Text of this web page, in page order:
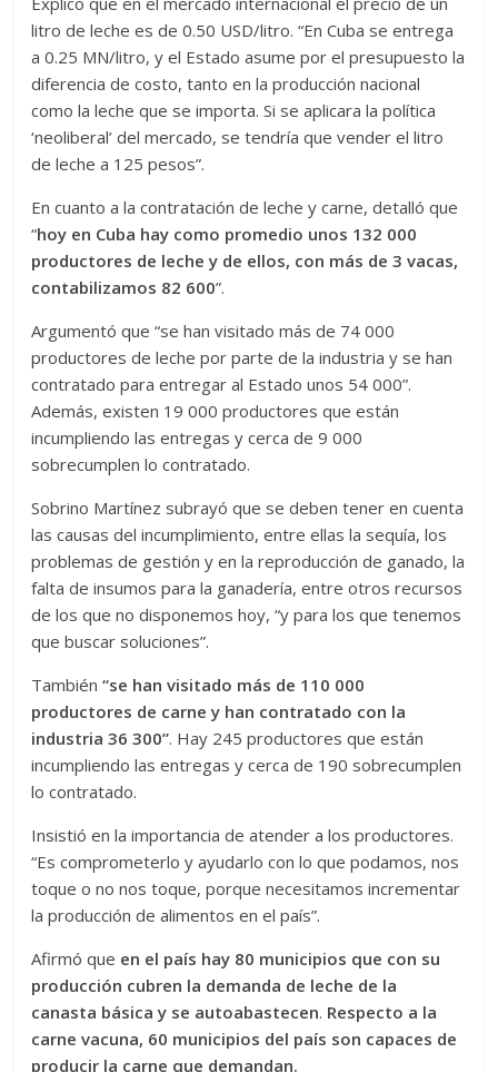
litro de leche es de 0.50 USD/litro. “En Cuba se entrega
a 0.25 MN/litro, y el Estado asume por el presupuesto la
diferencia de costo, tanto en la producción nacional
como la leche que se importa. Si se aplicara la política
‘neoliberal’ del mercado, se tendría que vender el litro
de leche a 125 pesos”.
En cuanto a la contratación de leche y carne, detalló que
“hoy en Cuba hay como promedio unos 132 000
productores de leche y de ellos, con más de 3 vacas,
contabilizamos 82 600”.
Argumentó que “se han visitado más de 74 000
productores de leche por parte de la industria y se han
contratado para entregar al Estado unos 54 000”.
Además, existen 19 000 productores que están
incumpliendo las entregas y cerca de 9 000
sobrecumplen lo contratado.
Sobrino Martínez subrayó que se deben tener en cuenta
las causas del incumplimiento, entre ellas la sequía, los
problemas de gestión y en la reproducción de ganado, la
falta de insumos para la ganadería, entre otros recursos
de los que no disponemos hoy, “y para los que tenemos
que buscar soluciones”.
También“se han visitado más de 110 000
productores de carne y han contratado con la
industria 36 300”. Hay 245 productores que están
incumpliendo las entregas y cerca de 190 sobrecumplen
lo contratado.
Insistió en la importancia de atender a los productores.
“Es comprometerlo y ayudarlo con lo que podamos, nos
toque o no nos toque, porque necesitamos incrementar
la producción de alimentos en el país”.
Afirmó que en el país hay 80 municipios que con su
producción cubren la demanda de leche de la
canasta básica y se autoabastecen. Respecto a la
carne vacuna, 60 municipios del país son capaces de
producir la carne que demandan.